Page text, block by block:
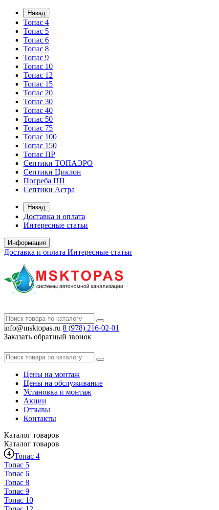
Назад
Топас 4
Топас 5
Топас 6
Топас 8
Топас 9
Топас 10
Топас 12
Топас 15
Топас 20
Топас 30
Топас 40
Топас 50
Топас 75
Топас 100
Топас 150
Топас ПР
Септики ТОПАЭРО
Септики Циклон
Погреба ПП
Септики Астра
Назад
Доставка и оплата
Интересные статьи
Информация
Доставка и оплата Интересные статьи
info@msktopas.ru 8 (978) 216-02-01
Заказать обратный звонок
Цены на монтаж
Цены на обслуживание
Установка и монтаж
Акции
Отзывы
Контакты
Каталог товаров
Каталог товаров
Топас 4
Топас 5
Топас 6
Топас 8
Топас 9
Топас 10